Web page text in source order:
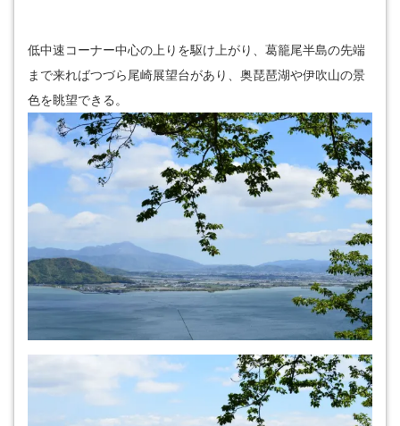
低中速コーナー中心の上りを駆け上がり、葛籠尾半島の先端
まで来ればつづら尾崎展望台があり、奥琵琶湖や伊吹山の景
色を眺望できる。